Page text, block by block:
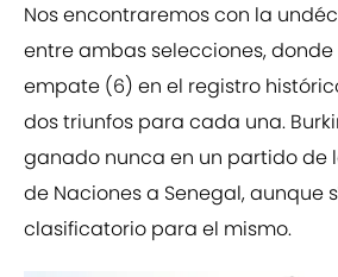
Nos encontraremos con la
entre ambas selecciones,
empate (6) en el registro
dos triunfos para cada una.
ganado nunca en un partido de
de Naciones a Senegal, aunque
clasificatorio para el mismo.